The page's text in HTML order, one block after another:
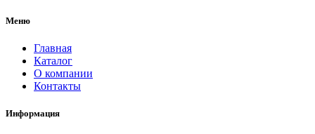
Меню
Главная
Каталог
О компании
Контакты
Информация